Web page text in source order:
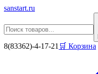
sanstart.ru
8(83362)-4-17-21 🛒 Корзина